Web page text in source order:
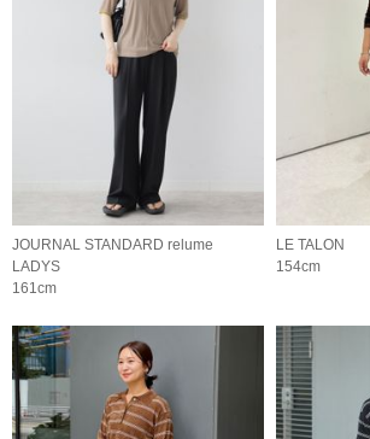
JOURNAL STANDARD relume
LADYS
161cm
LE TALON
154cm